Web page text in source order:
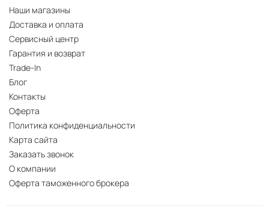
Наши магазины
Доставка и оплата
Сервисный центр
Гарантия и возврат
Trade-In
Блог
Контакты
Оферта
Политика конфиденциальности
Карта сайта
Заказать звонок
О компании
Оферта таможенного брокера